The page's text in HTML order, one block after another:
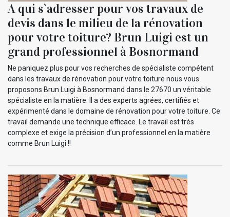
A qui s`adresser pour vos travaux de
devis dans le milieu de la rénovation
pour votre toiture? Brun Luigi est un
grand professionnel à Bosnormand
Ne paniquez plus pour vos recherches de spécialiste compétent
dans les travaux de rénovation pour votre toiture nous vous
proposons Brun Luigi à Bosnormand dans le 27670 un véritable
spécialiste en la matière. Il a des experts agrées, certifiés et
expérimenté dans le domaine de rénovation pour votre toiture. Ce
travail demande une technique efficace. Le travail est très
complexe et exige la précision d’un professionnel en la matière
comme Brun Luigi !!